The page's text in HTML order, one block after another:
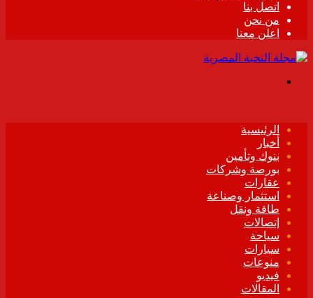
اتصل بنا
من نحن
اعلن معنا
الرئيسية
أخبار
بنوك وتأمين
بورصة وشركات
عقارات
استثمار وصناعة
طاقة ونقل
إتصالات
سياحة
سيارات
منوعات
فيديو
المقالات